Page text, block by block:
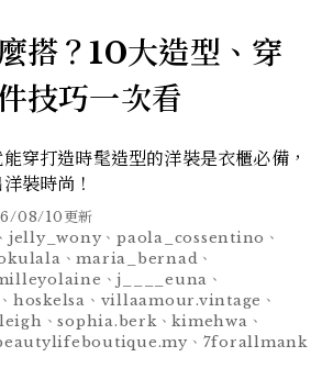
搭？10大造型、穿
技巧一次看
穿打造時髦造型的洋裝是衣櫃必備，
裝時尚！
08/10更新
jelly_wony、paola_cossentino、
、maria_bernad、
、j____euna、
hoskelsa、villaamour.vintage、
、sophia.berk、kimehwa、
、7forallmank